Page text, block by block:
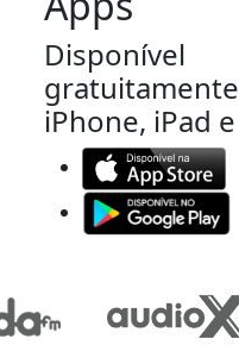
Disponível
iPhone, iPad